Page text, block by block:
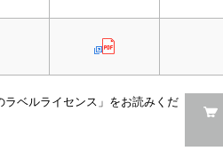
ラベルライセンス」をお読みくだ